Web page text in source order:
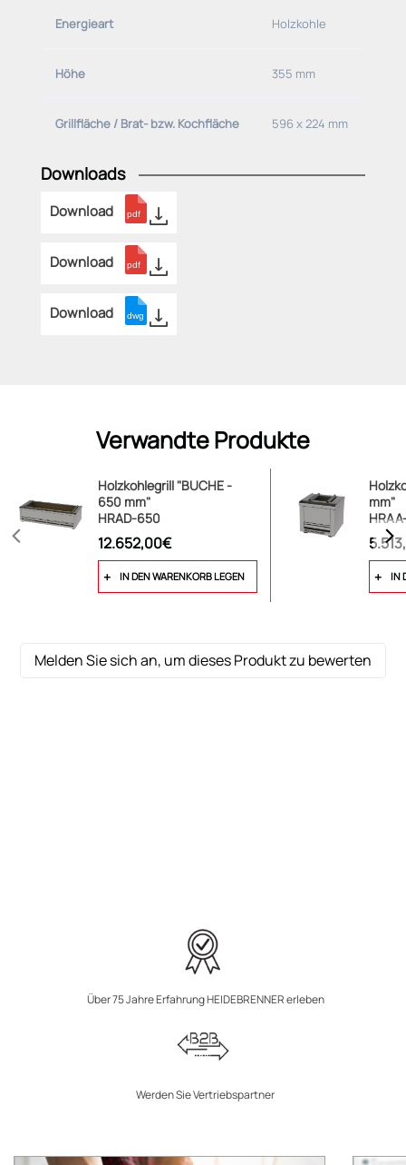
Energieart Holzkohle
Höhe 355 mm
Grillfläche / Brat- bzw. Kochfläche 596 x 224 mm
Downloads
Download
Download
Download
Verwandte Produkte
Holzkohlegrill "BUCHE -
650 mm"
HRAD-650
12.652,00€
IN DEN WARENKORB LEGEN
mm"
IN
Melden Sie sich an, um dieses Produkt zu bewerten
Über 75 Jahre Erfahrung HEIDEBRENNER erleben
Werden Sie Vertriebspartner